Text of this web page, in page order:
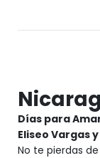
Días para
Eliseo Vargas
No te pierdas